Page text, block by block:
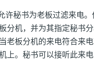
许秘书为老板过滤来电
分机，并为其指定秘书
老板分机的来电符合来
上。秘书可以接听此来